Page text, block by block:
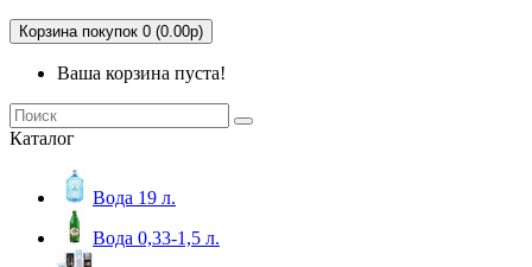
Корзина покупок 0 (0.00р)
Ваша корзина пуста!
Каталог
Вода 19 л.
Вода 0,33-1,5 л.